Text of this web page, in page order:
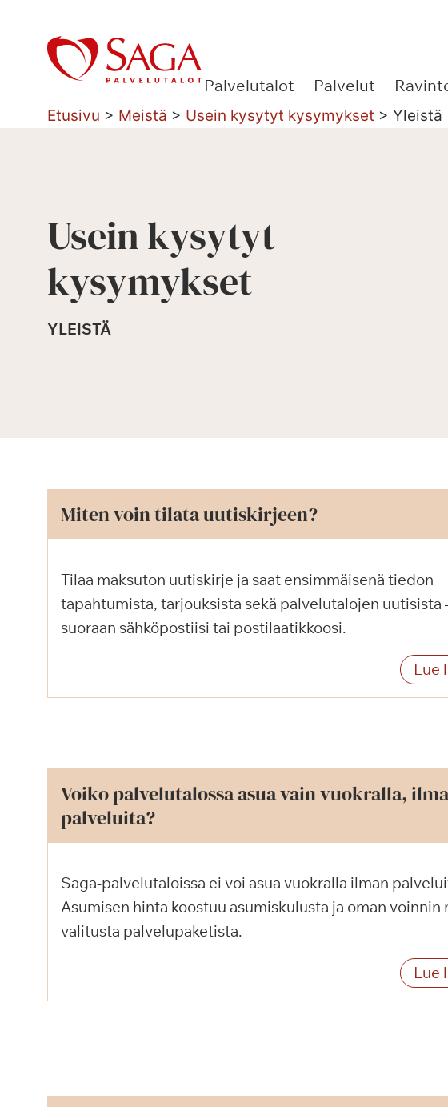
sisältöön
Palvelutalot Palvelut
Etusivu > Meistä > Usein kysytyt kysymykset > Yleistä
Usein kysytyt
kysymykset
YLEISTÄ
Miten voin tilata uutiskirjeen?
Tilaa maksuton uutiskirje ja saat ensimmäisenä tiedon
tapahtumista, tarjouksista sekä palvelutalojen uutisista
suoraan sähköpostiisi tai postilaatikkoosi.
Lue
Voiko palvelutalossa asua vain vuokralla,
palveluita?
Saga-palvelutaloissa ei voi asua vuokralla ilman
Asumisen hinta koostuu asumiskulusta ja oman voinnin
valitusta palvelupaketista.
Lue